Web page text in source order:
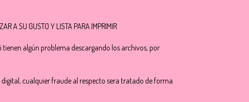
A SU GUSTO Y LISTA PARA IMPRIMIR
tienen algún problema descargando los archivos, por
cualquier fraude al respecto sera tratado de forma